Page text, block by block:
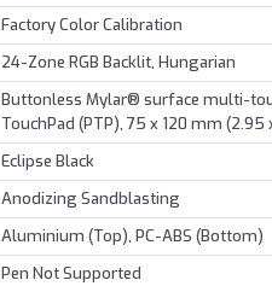
Factory Color Calibration
24-Zone RGB Backlit, Hungarian
Buttonless Mylar® surface multi-
TouchPad (PTP), 75 x 120 mm (2.95
Eclipse Black
Anodizing Sandblasting
Aluminium (Top), PC-ABS (Bottom)
Pen Not Supported